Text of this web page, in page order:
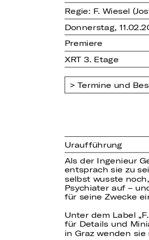
Regie: F. Wiesel
Donnerstag,
Premiere
XRT 3. Etage
Termine und
Uraufführung
Als der Ingenieur
entsprach sie zu
selbst wusste
Psychiater auf –
für seine Zwecke
Unter dem Label
für Details und
in Graz wenden